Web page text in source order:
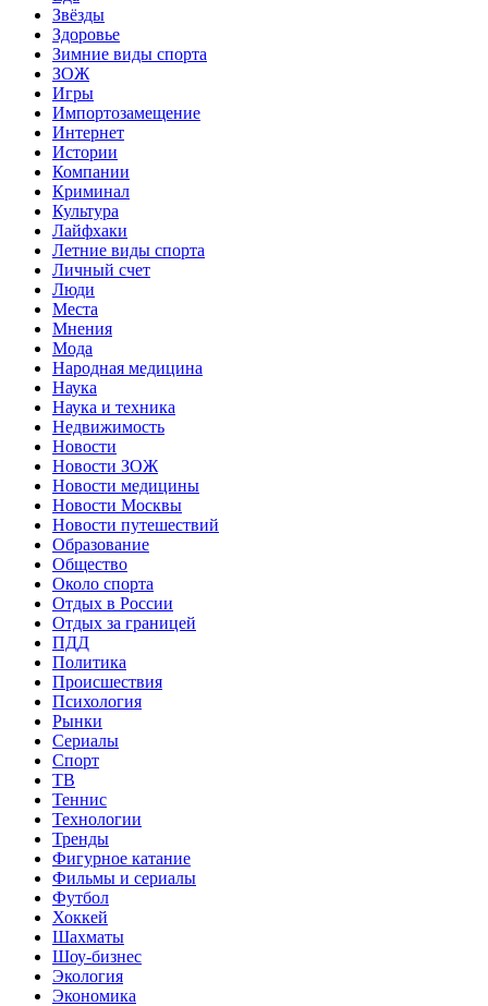
Звёзды
Здоровье
Зимние виды спорта
ЗОЖ
Игры
Импортозамещение
Интернет
Истории
Компании
Криминал
Культура
Лайфхаки
Летние виды спорта
Личный счет
Люди
Места
Мнения
Мода
Народная медицина
Наука
Наука и техника
Недвижимость
Новости
Новости ЗОЖ
Новости медицины
Новости Москвы
Новости путешествий
Образование
Общество
Около спорта
Отдых в России
Отдых за границей
ПДД
Политика
Происшествия
Психология
Рынки
Сериалы
Спорт
ТВ
Теннис
Технологии
Тренды
Фигурное катание
Фильмы и сериалы
Футбол
Хоккей
Шахматы
Шоу-бизнес
Экология
Экономика